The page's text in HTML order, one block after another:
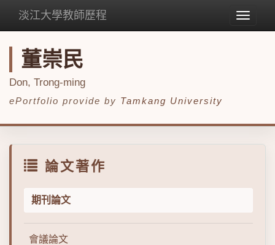
Toggle
淡江大學教師歷程
董崇民
Don, Trong-ming
ePortfolio provide by Tamkang University
論文著作
期刊論文
會議論文